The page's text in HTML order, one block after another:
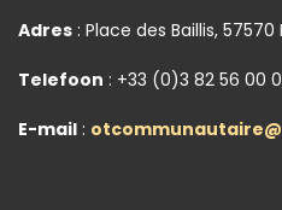
Adres : Place des Baillis, 57570
Telefoon : +33 (0)3 82 56 00
E-mail :